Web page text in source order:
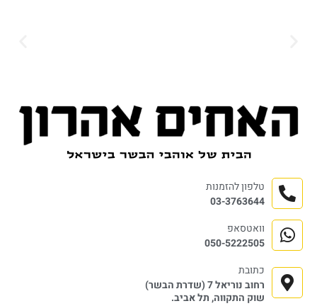
טלפון להזמנות
03-3763644
וואטסאפ
050-5222505
כתובת
רחוב נוריאל 7 (שדרת הבשר)
שוק התקווה, תל אביב.